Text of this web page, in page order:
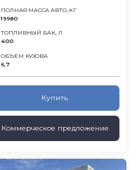
ПОЛНАЯ МАССА АВТО, КГ
19980
ТОПЛИВНЫЙ БАК, Л
400
ОБЪЕМ КУЗОВА
6,7
Купить
Коммерческое предложение